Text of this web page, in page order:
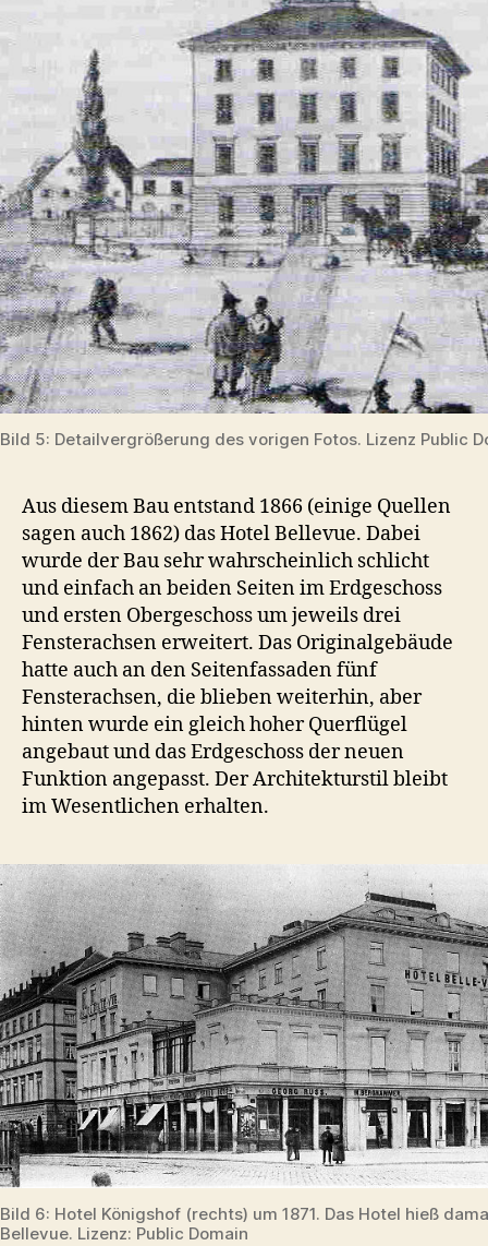
Bild 5: Detailvergrößerung des vorigen Fotos. Lizenz Public
Aus diesem Bau entstand 1866 (einige Quellen
sagen auch 1862) das Hotel Bellevue. Dabei
wurde der Bau sehr wahrscheinlich schlicht
und einfach an beiden Seiten im Erdgeschoss
und ersten Obergeschoss um jeweils drei
Fensterachsen erweitert. Das Originalgebäude
hatte auch an den Seitenfassaden fünf
Fensterachsen, die blieben weiterhin, aber
hinten wurde ein gleich hoher Querflügel
angebaut und das Erdgeschoss der neuen
Funktion angepasst. Der Architekturstil bleibt
im Wesentlichen erhalten.
Bild 6: Hotel Königshof (rechts) um 1871. Das Hotel hieß
Bellevue. Lizenz: Public Domain